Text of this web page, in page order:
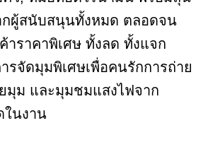
ผู้สนับสนุนทั้งหมด ตลอดจน
าราคาพิเศษ ทั้งลด ทั้งแจก
รจัดมุมพิเศษเพื่อคนรักการถ่าย
มุม และมุมชมแสงไฟจาก
ในงาน